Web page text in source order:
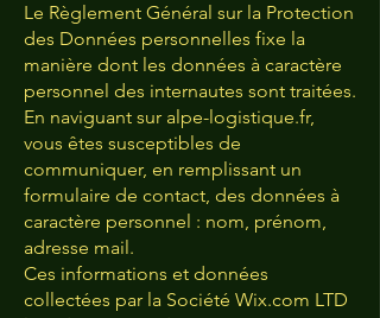
Le Règlement Général sur la Protection
des Données personnelles fixe la
manière dont les données à caractère
personnel des internautes sont traitées.
En naviguant sur alpe-logistique.fr,
vous êtes susceptibles de
communiquer, en remplissant un
formulaire de contact, des données à
caractère personnel : nom, prénom,
adresse mail.
Ces informations et données
collectées par la Société Wix.com LTD